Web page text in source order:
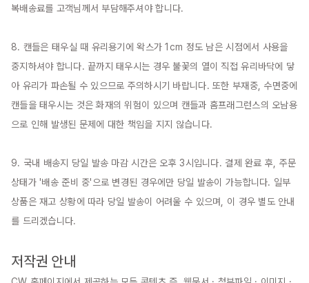
복배송료를 고객님께서 부담해주셔야 합니다.
8. 캔들은 태우실 때 유리용기에 왁스가 1cm 정도 남은 시점에서 사용을
중지하셔야 합니다. 끝까지 태우시는 경우 불꽃의 열이 직접 유리바닥에 닿
아 유리가 파손될 수 있으므로 주의하시기 바랍니다. 또한 부재중, 수면중에
캔들을 태우시는 것은 화재의 위험이 있으며 캔들과 홈프래그런스의 오남용
으로 인해 발생된 문제에 대한 책임을 지지 않습니다.
9. 국내 배송지 당일 발송 마감 시간은 오후 3시입니다. 결제 완료 후, 주문
상태가 '배송 준비 중'으로 변경된 경우에만 당일 발송이 가능합니다. 일부
상품은 재고 상황에 따라 당일 발송이 어려울 수 있으며, 이 경우 별도 안내
를 드리겠습니다.
저작권 안내